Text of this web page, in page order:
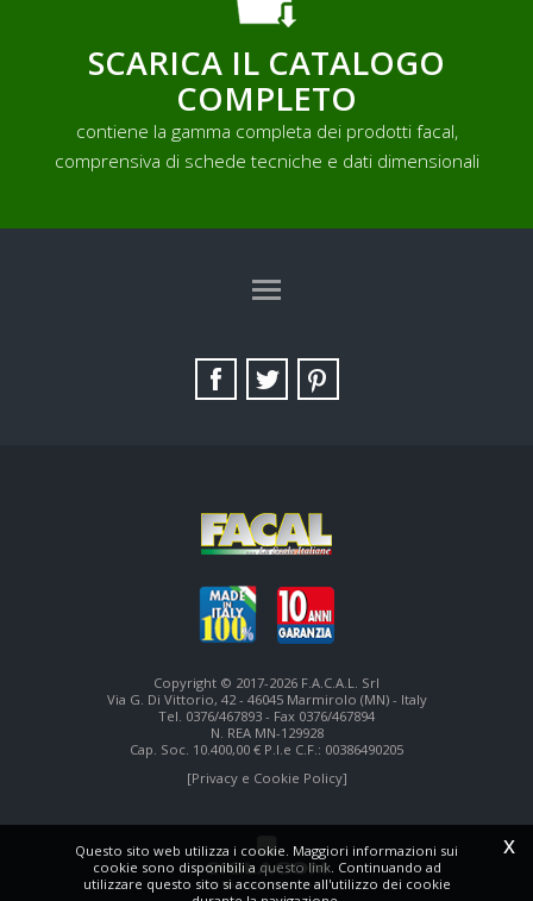
SCARICA IL CATALOGO
COMPLETO
contiene la gamma completa dei prodotti facal,
comprensiva di schede tecniche e dati dimensionali
SITE MAP
Copyright © 2017-2026 F.A.C.A.L. Srl
Via G. Di Vittorio, 42 - 46045 Marmirolo (MN) - Italy
Tel. 0376/467893 - Fax 0376/467894
N. REA MN-129928
Cap. Soc. 10.400,00 € P.I.e C.F.: 00386490205
[Privacy e Cookie Policy]
x
Questo sito web utilizza i cookie. Maggiori informazioni sui
cookie sono disponibili a questo link. Continuando ad
utilizzare questo sito si acconsente all'utilizzo dei cookie